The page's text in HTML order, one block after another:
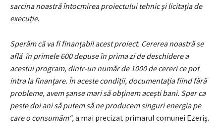
sarcina noastră întocmirea proiectului tehnic și licitația de
execuție.
Sperăm că va fi finanțabil acest proiect. Cererea noastră se
află în primele 600 depuse în prima zi de deschidere a
acestui program, dintr-un număr de 1000 de cereri ce pot
intra la finanțare. În aceste condiții, documentația fiind fără
probleme, avem șanse mari să obținem acești bani. Sper ca
peste doi ani să putem să ne producem singuri energia pe
care o consumăm“,a mai precizat primarul comunei Ezeriș.